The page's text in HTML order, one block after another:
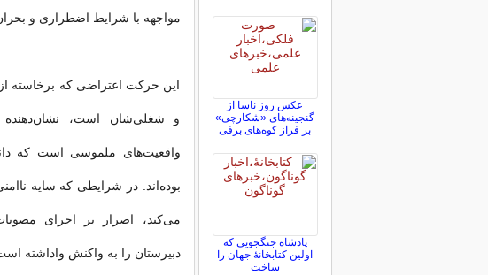
مواجهه با شرایط اضطراری و
این حرکت اعتراضی که برخاسته
و شغلی‌شان است،
واقعیت‌های ملموسی است که
بوده‌اند. در شرایطی که سایه
می‌کند، اصرار بر اجرای
دبیرستان را به واکنش واداشته
عکس روز ناسا از
گنجینه‌های «شکارچی»
بر فراز کوه‌های برفی
پادشاه جنگجویی که
اولین کتابخانۀ جهان را
ساخت